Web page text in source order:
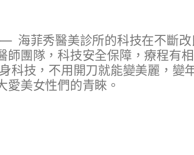
海菲秀醫美診所的科技在不斷
師團隊，科技安全保障，療程有
科技，不用開刀就能變美麗，變
愛美女性們的青睞。